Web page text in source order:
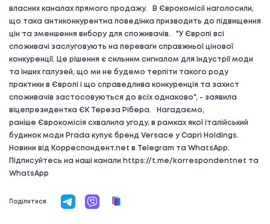
власних каналах прямого продажу. В Єврокомісії наголосили,
що така антиконкурентна поведінка призводить до підвищення
цін та зменшення вибору для споживачів. "У Європі всі
споживачі заслуговують на переваги справжньої цінової
конкуренції. Це рішення є сильним сигналом для індустрії моди
та інших галузей, що ми не будемо терпіти такого роду
практики в Європі і що справедлива конкуренція та захист
споживачів застосовуються до всіх однаково", - заявила
віцепрезидентка ЄК Тереза Рібера. Нагадаємо,
раніше Єврокомісія схвалила угоду, в рамках якої італійський
будинок моди Prada купує бренд Versace у Capri Holdings.
Новини від Корреспондент.net в Telegram та WhatsApp.
Підписуйтесь на наші канали https://t.me/korrespondentnet та
WhatsApp
Поділитися